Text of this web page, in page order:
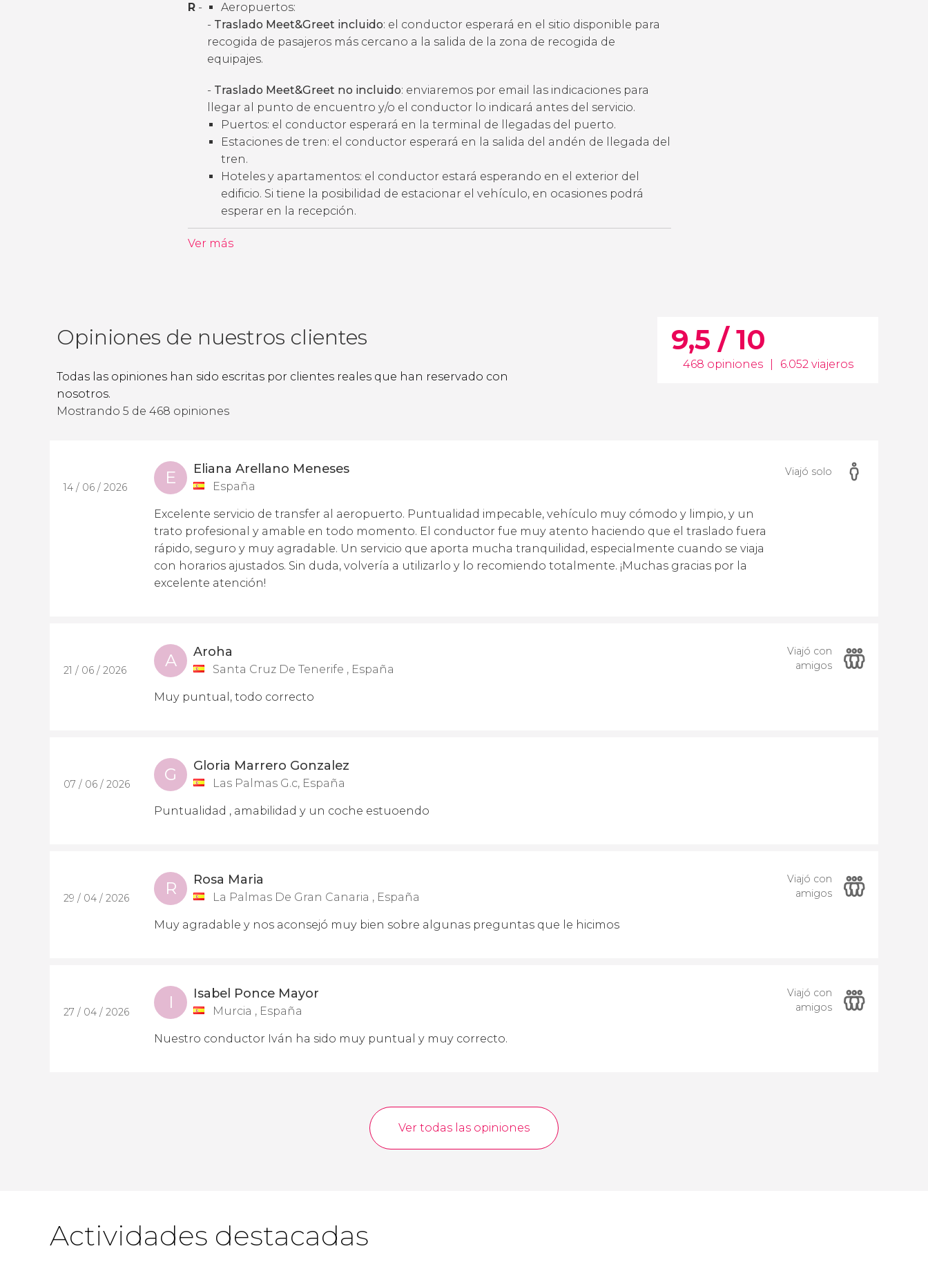
R -
Aeropuertos:
- Traslado Meet&Greet incluido: el conductor esperará en el sitio disponible para
recogida de pasajeros más cercano a la salida de la zona de recogida de
equipajes.
- Traslado Meet&Greet no incluido: enviaremos por email las indicaciones para
llegar al punto de encuentro y/o el conductor lo indicará antes del servicio.
Puertos: el conductor esperará en la terminal de llegadas del puerto.
Estaciones de tren: el conductor esperará en la salida del andén de llegada del
tren.
Hoteles y apartamentos: el conductor estará esperando en el exterior del
edificio. Si tiene la posibilidad de estacionar el vehículo, en ocasiones podrá
esperar en la recepción.
Ver más
Opiniones de nuestros clientes
Todas las opiniones han sido escritas por clientes reales que han reservado con
nosotros.
9,5 / 10
468 opiniones 6.052 viajeros
Mostrando 5 de 468 opiniones
14 / 06 / 2026 E Eliana Arellano Meneses
España
Excelente servicio de transfer al aeropuerto. Puntualidad impecable, vehículo muy cómodo y limpio, y un
trato profesional y amable en todo momento. El conductor fue muy atento haciendo que el traslado fuera
rápido, seguro y muy agradable. Un servicio que aporta mucha tranquilidad, especialmente cuando se viaja
con horarios ajustados. Sin duda, volvería a utilizarlo y lo recomiendo totalmente. ¡Muchas gracias por la
excelente atención!
Viajó solo
21 / 06 / 2026 A Aroha
Santa Cruz De Tenerife , España
Muy puntual, todo correcto
Viajó con
amigos
07 / 06 / 2026 G Gloria Marrero Gonzalez
Las Palmas G.c, España
Puntualidad , amabilidad y un coche estuoendo
29 / 04 / 2026 R Rosa Maria
La Palmas De Gran Canaria , España
Muy agradable y nos aconsejó muy bien sobre algunas preguntas que le hicimos
Viajó con
amigos
27 / 04 / 2026 I Isabel Ponce Mayor
Murcia , España
Nuestro conductor Iván ha sido muy puntual y muy correcto.
Viajó con
amigos
Ver todas las opiniones
Actividades destacadas